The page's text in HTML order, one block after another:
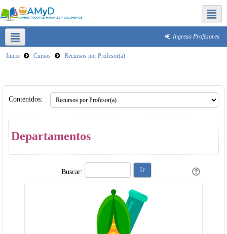
Ingreso Profesores
Plataformas para clases virtuales Reducir tamaño de archivos
Inicio Cursos Recursos por Profesor(a)
Contenidos:
Departamentos
Buscar: